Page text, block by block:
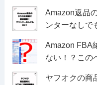
Amazon返品
ンターなしで
Amazon FBA
ない！？この
ヤフオクの商